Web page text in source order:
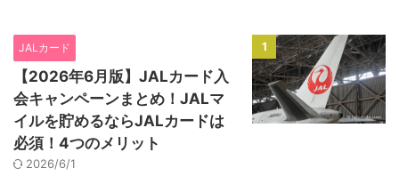
1
JALカード
【2026年6月版】JALカード入
会キャンペーンまとめ！JALマ
イルを貯めるならJALカードは
必須！4つのメリット
2026/6/1